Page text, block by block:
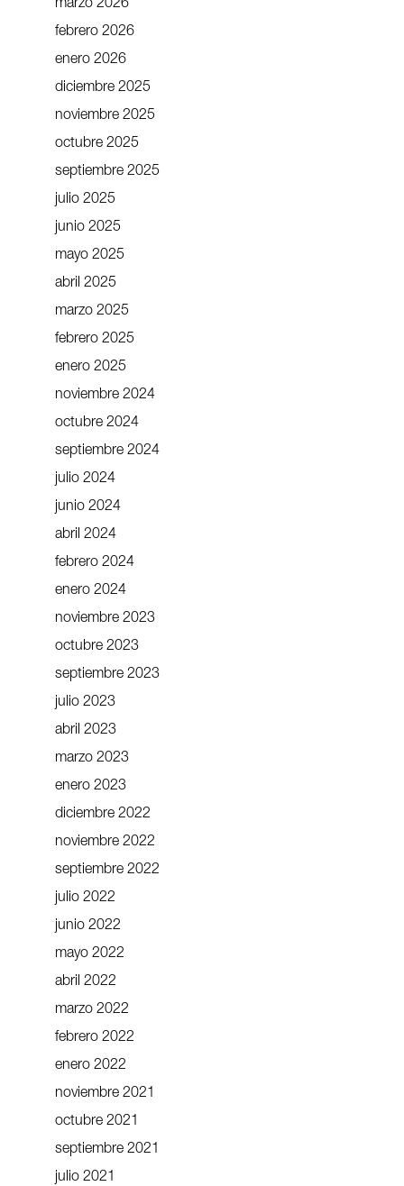
marzo 2026
febrero 2026
enero 2026
diciembre 2025
noviembre 2025
octubre 2025
septiembre 2025
julio 2025
junio 2025
mayo 2025
abril 2025
marzo 2025
febrero 2025
enero 2025
noviembre 2024
octubre 2024
septiembre 2024
julio 2024
junio 2024
abril 2024
febrero 2024
enero 2024
noviembre 2023
octubre 2023
septiembre 2023
julio 2023
abril 2023
marzo 2023
enero 2023
diciembre 2022
noviembre 2022
septiembre 2022
julio 2022
junio 2022
mayo 2022
abril 2022
marzo 2022
febrero 2022
enero 2022
noviembre 2021
octubre 2021
septiembre 2021
julio 2021